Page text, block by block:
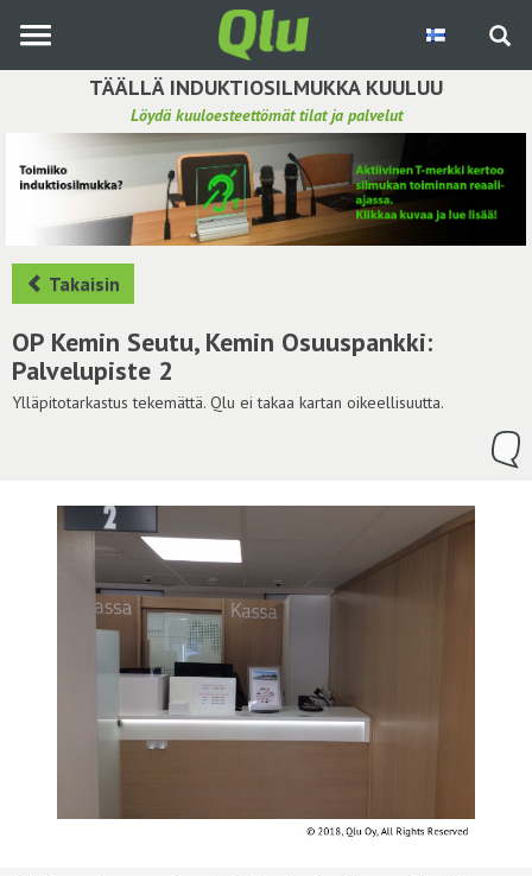
pääsisältöön
TÄÄLLÄ INDUKTIOSILMUKKA KUULUU
Löydä kuuloesteettömät tilat ja palvelut
Etsi induktiosilmukka
Tee ehdotus ja vaikuta kuulemiskokemukseen
Hae ehdotuksia
Käyttöohje
Yhteydenottopyyntö
Takaisin
OP Kemin Seutu, Kemin Osuuspankki:
Palvelupiste 2
Ylläpitotarkastus tekemättä. Qlu ei takaa kartan oikeellisuutta.